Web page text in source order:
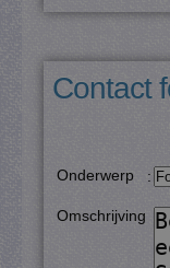
Contact
Onderwerp :
Omschrijving